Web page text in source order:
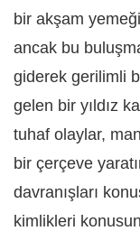
bir akşam
ancak bu
giderek gerilimli
gelen bir yıldız
tuhaf olaylar,
bir çerçeve
davranışları
kimlikleri